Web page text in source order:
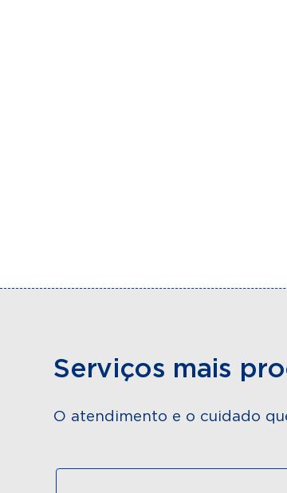
Serviços mais
O atendimento e o cuidado